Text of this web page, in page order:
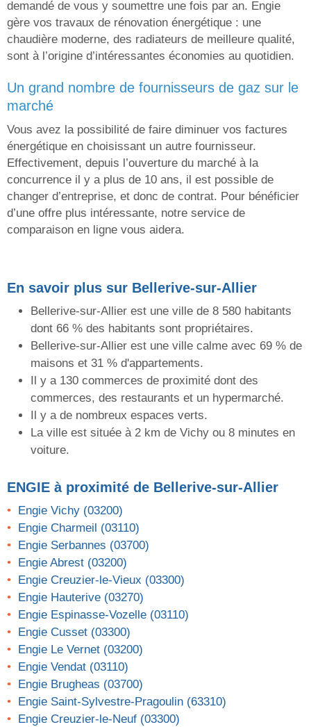
demandé de vous y soumettre une fois par an. Engie
gère vos travaux de rénovation énergétique : une
chaudière moderne, des radiateurs de meilleure qualité,
sont à l’origine d’intéressantes économies au quotidien.
un grand nombre de fournisseurs de gaz sur le
marché
Vous avez la possibilité de faire diminuer vos factures
énergétique en choisissant un autre fournisseur.
Effectivement, depuis l’ouverture du marché à la
concurrence il y a plus de 10 ans, il est possible de
changer d’entreprise, et donc de contrat. Pour bénéficier
d’une offre plus intéressante, notre service de
comparaison en ligne vous aidera.
En savoir plus sur Bellerive-sur-Allier
Bellerive-sur-Allier est une ville de 8 580 habitants
dont 66 % des habitants sont propriétaires.
Bellerive-sur-Allier est une ville calme avec 69 % de
maisons et 31 % d'appartements.
Il y a 130 commerces de proximité dont des
commerces, des restaurants et un hypermarché.
Il y a de nombreux espaces verts.
La ville est située à 2 km de Vichy ou 8 minutes en
voiture.
ENGIE à proximité de Bellerive-sur-Allier
Engie Vichy (03200)
Engie Charmeil (03110)
Engie Serbannes (03700)
Engie Abrest (03200)
Engie Creuzier-le-Vieux (03300)
Engie Hauterive (03270)
Engie Espinasse-Vozelle (03110)
Engie Cusset (03300)
Engie Le Vernet (03200)
Engie Vendat (03110)
Engie Brugheas (03700)
Engie Saint-Sylvestre-Pragoulin (63310)
Engie Creuzier-le-Neuf (03300)